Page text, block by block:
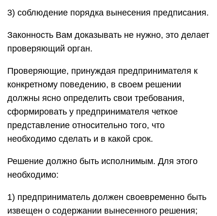
3) соблюдение порядка вынесения предписания.
Законность Вам доказывать не нужно, это делает
проверяющий орган.
Проверяющие, принуждая предпринимателя к
конкретному поведению, в своем решении
должны ясно определить свои требования,
сформировать у предпринимателя четкое
представление относительно того, что
необходимо сделать и в какой срок.
Решение должно быть исполнимым. Для этого
необходимо:
1) предприниматель должен своевременно быть
извещен о содержании вынесенного решения;